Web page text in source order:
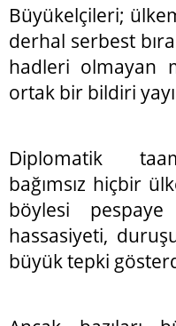
Büyükelçileri;
derhal serbest
hadleri olmayan
ortak bir bildiri
Diplomatik
bağımsız hiçbir
böylesi
hassasiyeti,
büyük tepki